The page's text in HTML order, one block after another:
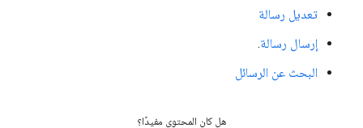
تعديل رسالة
إرسال رسالة.
البحث عن الرسائل
هل كان المحتوى مفيدًا؟